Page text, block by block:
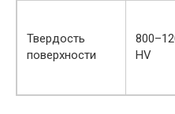
Твердость
поверхности
HV